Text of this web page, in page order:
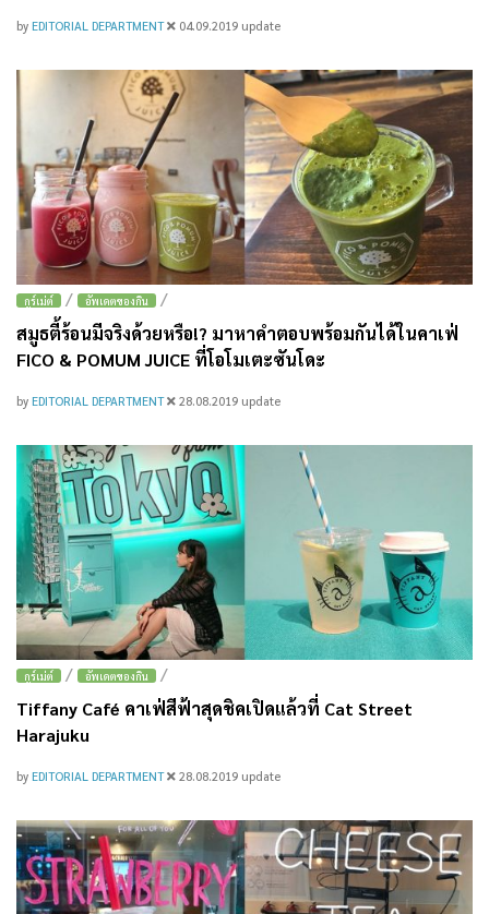
by EDITORIAL DEPARTMENT 04.09.2019 update
กูร์เม่ต์ / อัพเดตของกิน /
สมูธตี้ร้อนมีจริงด้วยหรือ!? มาหาคำตอบพร้อมกันได้ในคาเฟ่
FICO & POMUM JUICE ที่โอโมเตะซันโดะ
by EDITORIAL DEPARTMENT 28.08.2019 update
กูร์เม่ต์ / อัพเดตของกิน /
Tiffany Café คาเฟ่สีฟ้าสุดชิคเปิดแล้วที่ Cat Street
Harajuku
by EDITORIAL DEPARTMENT 28.08.2019 update